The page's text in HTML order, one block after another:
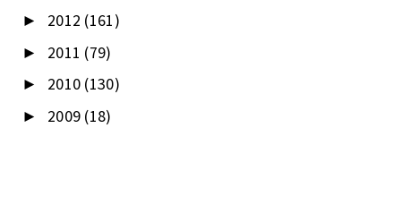
► 2012 (161)
► 2011 (79)
► 2010 (130)
► 2009 (18)